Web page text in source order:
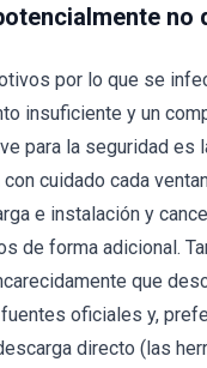
no
por lo que se
insuficiente y un
para la seguridad es
cuidado cada
e instalación y
de forma adicional.
que
oficiales y,
directo (las